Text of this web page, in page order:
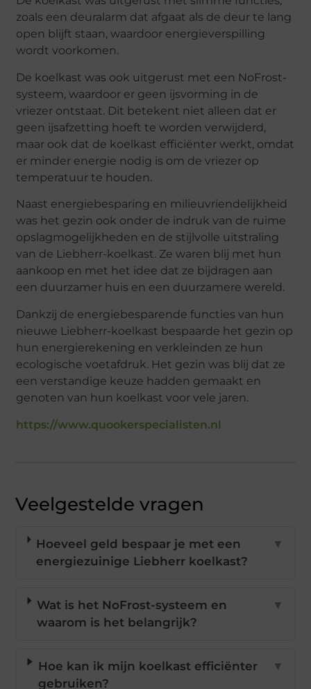
zoals een deuralarm dat afgaat als de deur te lang
open blijft staan, waardoor energieverspilling
wordt voorkomen.
De koelkast was ook uitgerust met een NoFrost-
systeem, waardoor er geen ijsvorming in de
vriezer ontstaat. Dit betekent niet alleen dat er
geen ijsafzetting hoeft te worden verwijderd,
maar ook dat de koelkast efficiënter werkt, omdat
er minder energie nodig is om de vriezer op
temperatuur te houden.
Naast energiebesparing en milieuvriendelijkheid
was het gezin ook onder de indruk van de ruime
opslagmogelijkheden en de stijlvolle uitstraling
van de Liebherr-koelkast. Ze waren blij met hun
aankoop en met het idee dat ze bijdragen aan
een duurzamer huis en een duurzamere wereld.
Dankzij de energiebesparende functies van hun
nieuwe Liebherr-koelkast bespaarde het gezin op
hun energierekening en verkleinden ze hun
ecologische voetafdruk. Het gezin was blij dat ze
een verstandige keuze hadden gemaakt en
genoten van hun koelkast voor vele jaren.
https://www.quookerspecialisten.nl
Veelgestelde vragen
Hoeveel geld bespaar je met een
energiezuinige Liebherr koelkast?
▼
Wat is het NoFrost-systeem en
waarom is het belangrijk?
▼
Hoe kan ik mijn koelkast efficiënter
gebruiken?
▼